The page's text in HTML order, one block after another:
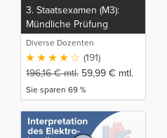
3. Staatsexamen (M3):
Mündliche Prüfung
Diverse Dozenten
(191)
196,16€mtl. 59,99 € mtl.
Sie sparen 69 %